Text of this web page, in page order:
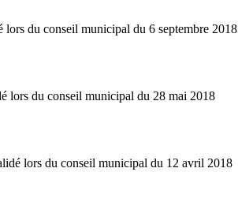
du conseil municipal du 6 septembre 2018
lors du conseil municipal du 28 mai 2018
lors du conseil municipal du 12 avril 2018